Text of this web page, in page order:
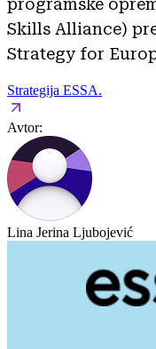
programske
Skills Alliance)
Strategy for
Strategija ESSA.
Avtor:
Lina Jerina Ljubojević